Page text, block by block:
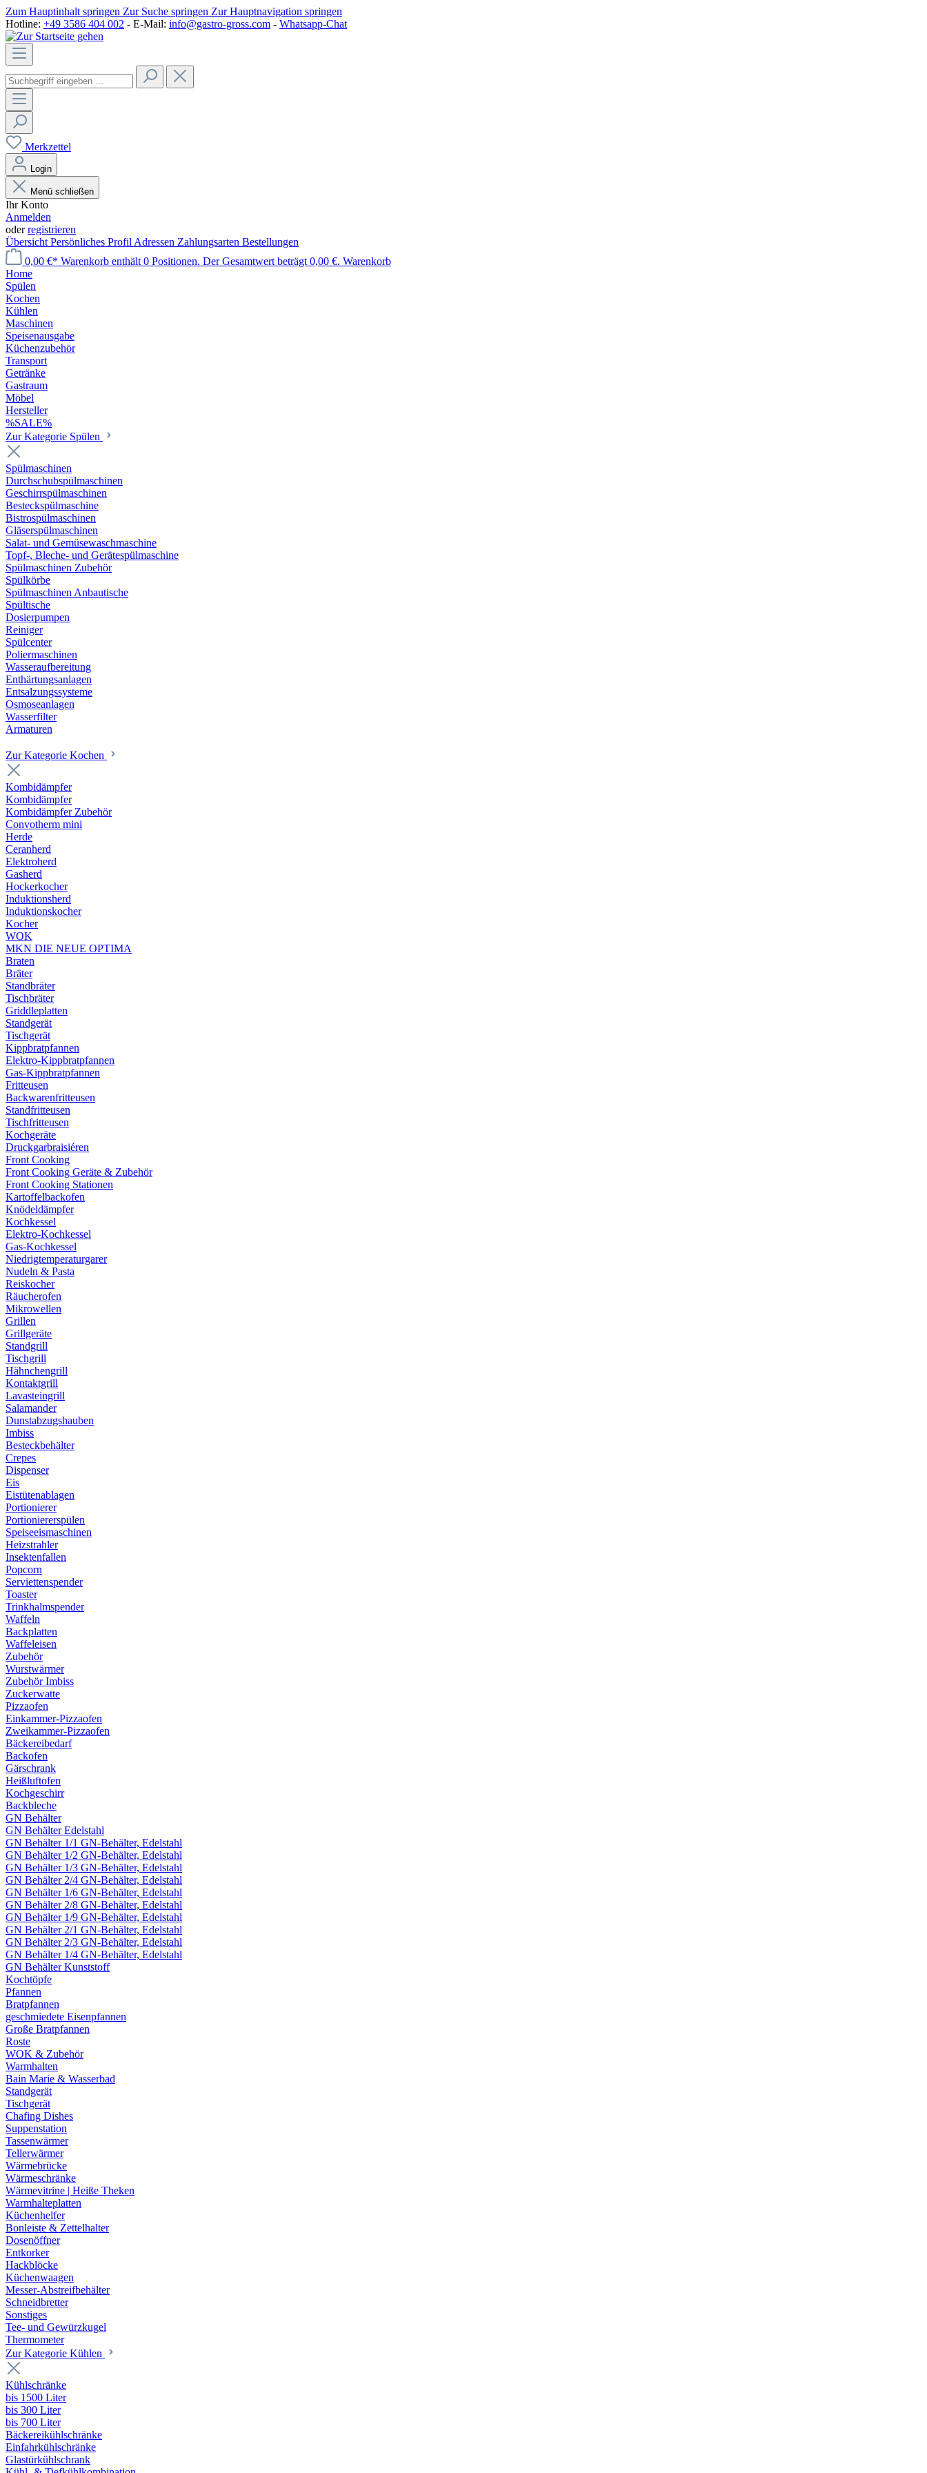
Zum Hauptinhalt springen Zur Suche springen Zur Hauptnavigation springen
Hotline: +49 3586 404 002 - E-Mail: info@gastro-gross.com - Whatsapp-Chat
Merkzettel
Login
Menü schließen
Ihr Konto
Anmelden
oderregistrieren
Übersicht Persönliches Profil Adressen Zahlungsarten Bestellungen
0,00 €* Warenkorb enthält 0 Positionen. Der Gesamtwert beträgt 0,00 €. Warenkorb
Home
Spülen
Kochen
Kühlen
Maschinen
Speisenausgabe
Küchenzubehör
Transport
Getränke
Gastraum
Möbel
Hersteller
%SALE%
Zur Kategorie Spülen
Spülmaschinen
Durchschubspülmaschinen
Geschirrspülmaschinen
Besteckspülmaschine
Bistrospülmaschinen
Gläserspülmaschinen
Salat- und Gemüsewaschmaschine
Topf-, Bleche- und Gerätespülmaschine
Spülmaschinen Zubehör
Spülkörbe
Spülmaschinen Anbautische
Spültische
Dosierpumpen
Reiniger
Spülcenter
Poliermaschinen
Wasseraufbereitung
Enthärtungsanlagen
Entsalzungssysteme
Osmoseanlagen
Wasserfilter
Armaturen
Zur Kategorie Kochen
Kombidämpfer
Kombidämpfer
Kombidämpfer Zubehör
Convotherm mini
Herde
Ceranherd
Elektroherd
Gasherd
Hockerkocher
Induktionsherd
Induktionskocher
Kocher
WOK
MKN DIE NEUE OPTIMA
Braten
Bräter
Standbräter
Tischbräter
Griddleplatten
Standgerät
Tischgerät
Kippbratpfannen
Elektro-Kippbratpfannen
Gas-Kippbratpfannen
Fritteusen
Backwarenfritteusen
Standfritteusen
Tischfritteusen
Kochgeräte
Druckgarbraisiéren
Front Cooking
Front Cooking Geräte & Zubehör
Front Cooking Stationen
Kartoffelbackofen
Knödeldämpfer
Kochkessel
Elektro-Kochkessel
Gas-Kochkessel
Niedrigtemperaturgarer
Nudeln & Pasta
Reiskocher
Räucherofen
Mikrowellen
Grillen
Grillgeräte
Standgrill
Tischgrill
Hähnchengrill
Kontaktgrill
Lavasteingrill
Salamander
Dunstabzugshauben
Imbiss
Besteckbehälter
Crepes
Dispenser
Eis
Eistütenablagen
Portionierer
Portioniererspülen
Speiseeismaschinen
Heizstrahler
Insektenfallen
Popcorn
Serviettenspender
Toaster
Trinkhalmspender
Waffeln
Backplatten
Waffeleisen
Zubehör
Wurstwärmer
Zubehör Imbiss
Zuckerwatte
Pizzaofen
Einkammer-Pizzaofen
Zweikammer-Pizzaofen
Bäckereibedarf
Backofen
Gärschrank
Heißluftofen
Kochgeschirr
Backbleche
GN Behälter
GN Behälter Edelstahl
GN Behälter 1/1 GN-Behälter, Edelstahl
GN Behälter 1/2 GN-Behälter, Edelstahl
GN Behälter 1/3 GN-Behälter, Edelstahl
GN Behälter 2/4 GN-Behälter, Edelstahl
GN Behälter 1/6 GN-Behälter, Edelstahl
GN Behälter 2/8 GN-Behälter, Edelstahl
GN Behälter 1/9 GN-Behälter, Edelstahl
GN Behälter 2/1 GN-Behälter, Edelstahl
GN Behälter 2/3 GN-Behälter, Edelstahl
GN Behälter 1/4 GN-Behälter, Edelstahl
GN Behälter Kunststoff
Kochtöpfe
Pfannen
Bratpfannen
geschmiedete Eisenpfannen
Große Bratpfannen
Roste
WOK & Zubehör
Warmhalten
Bain Marie & Wasserbad
Standgerät
Tischgerät
Chafing Dishes
Suppenstation
Tassenwärmer
Tellerwärmer
Wärmebrücke
Wärmeschränke
Wärmevitrine | Heiße Theken
Warmhalteplatten
Küchenhelfer
Bonleiste & Zettelhalter
Dosenöffner
Entkorker
Hackblöcke
Küchenwaagen
Messer-Abstreifbehälter
Schneidbretter
Sonstiges
Tee- und Gewürzkugel
Thermometer
Zur Kategorie Kühlen
Kühlschränke
bis 1500 Liter
bis 300 Liter
bis 700 Liter
Bäckereikühlschränke
Einfahrkühlschränke
Glastürkühlschrank